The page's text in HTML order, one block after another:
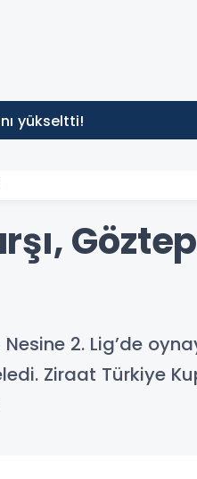
yükseltti!
2. Lig’de
Ziraat Türkiye